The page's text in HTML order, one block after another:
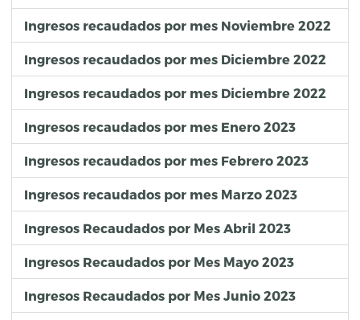
Ingresos recaudados por mes Noviembre 2022
Ingresos recaudados por mes Diciembre 2022
Ingresos recaudados por mes Diciembre 2022
Ingresos recaudados por mes Enero 2023
Ingresos recaudados por mes Febrero 2023
Ingresos recaudados por mes Marzo 2023
Ingresos Recaudados por Mes Abril 2023
Ingresos Recaudados por Mes Mayo 2023
Ingresos Recaudados por Mes Junio 2023